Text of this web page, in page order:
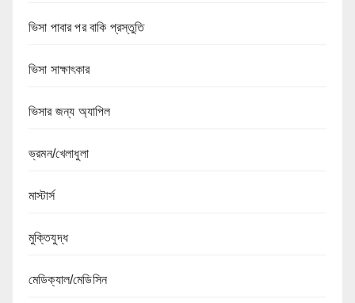
ভিসা পাবার পর বাকি প্রস্তুতি
ভিসা সাক্ষাৎকার
ভিসার জন্য অ্যাপিল
ভ্রমন/খেলাধুলা
মাস্টার্স
মুক্তিযুদ্ধ
মেডিক্যাল/মেডিসিন